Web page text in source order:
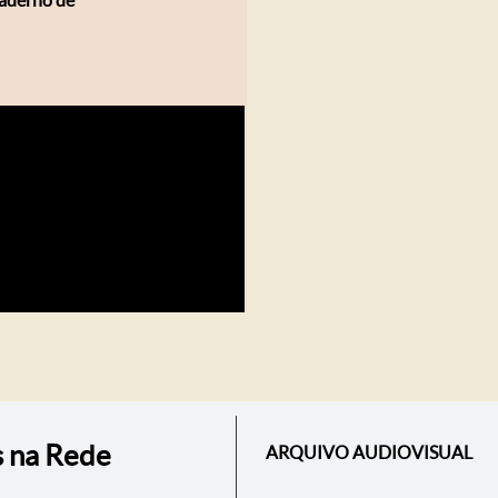
na Rede ARQUIVO AUDIOVISUAL